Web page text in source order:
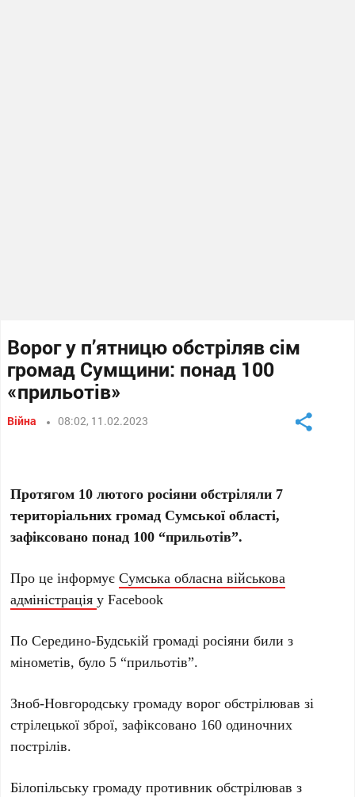
Ворог у п’ятницю обстріляв сім
громад Сумщини: понад 100
«прильотів»
Війна 08:02, 11.02.2023
Протягом 10 лютого росіяни обстріляли 7
територіальних громад Сумської області,
зафіксовано понад 100 “прильотів”.
Про це інформуєСумська обласна військова
адміністраціяу Facebook
По Середино-Будській громаді росіяни били з
мінометів, було 5 “прильотів”.
Зноб-Новгородську громаду ворог обстрілював зі
стрілецької зброї, зафіксовано 160 одиночних
пострілів.
Білопільську громаду противник обстрілював з